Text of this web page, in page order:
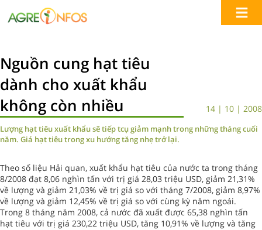
Nguồn cung hạt tiêu
dành cho xuất khẩu
không còn nhiều
14 | 10 | 2008
Lượng hạt tiêu xuất khẩu sẽ tiếp tcụ giảm mạnh trong những tháng cuối
năm. Giá hạt tiêu trong xu hướng tăng nhẹ trở lại.
Theo số liệu Hải quan, xuất khẩu hạt tiêu của nước ta trong tháng
8/2008 đạt 8,06 nghìn tấn với trị giá 28,03 triệu USD, giảm 21,31%
về lượng và giảm 21,03% về trị giá so với tháng 7/2008, giảm 8,97%
về lượng và giảm 12,45% về trị giá so với cùng kỳ năm ngoái.
Trong 8 tháng năm 2008, cả nước đã xuất được 65,38 nghìn tấn
hạt tiêu với trị giá 230,22 triệu USD, tăng 10,91% về lượng và tăng